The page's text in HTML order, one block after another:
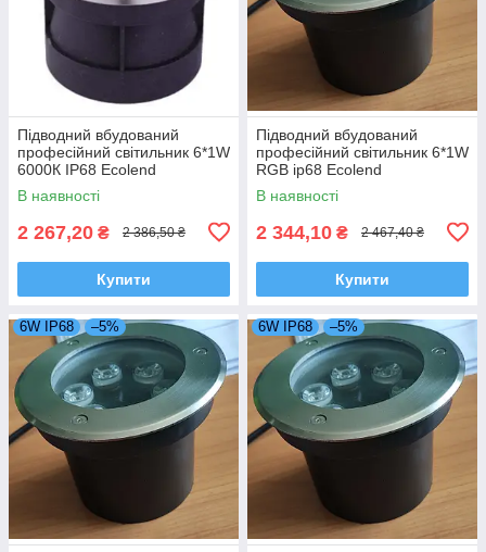
Підводний вбудований
професійний світильник 6*1W
6000К IP68 Ecolend
В наявності
2 267,20 ₴ 2 386,50 ₴
Купити
Підводний вбудований
професійний світильник 6*1W
RGB ip68 Ecolend
В наявності
2 344,10 ₴ 2 467,40 ₴
Купити
6W IP68 –5% 6W IP68 –5%